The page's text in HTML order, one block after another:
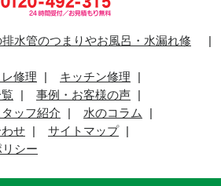
水管のつまりやお風呂・水漏れ修
レ修理
キッチン修理
事例・お客様の声
タッフ紹介
水のコラム
せ
サイトマップ
シー